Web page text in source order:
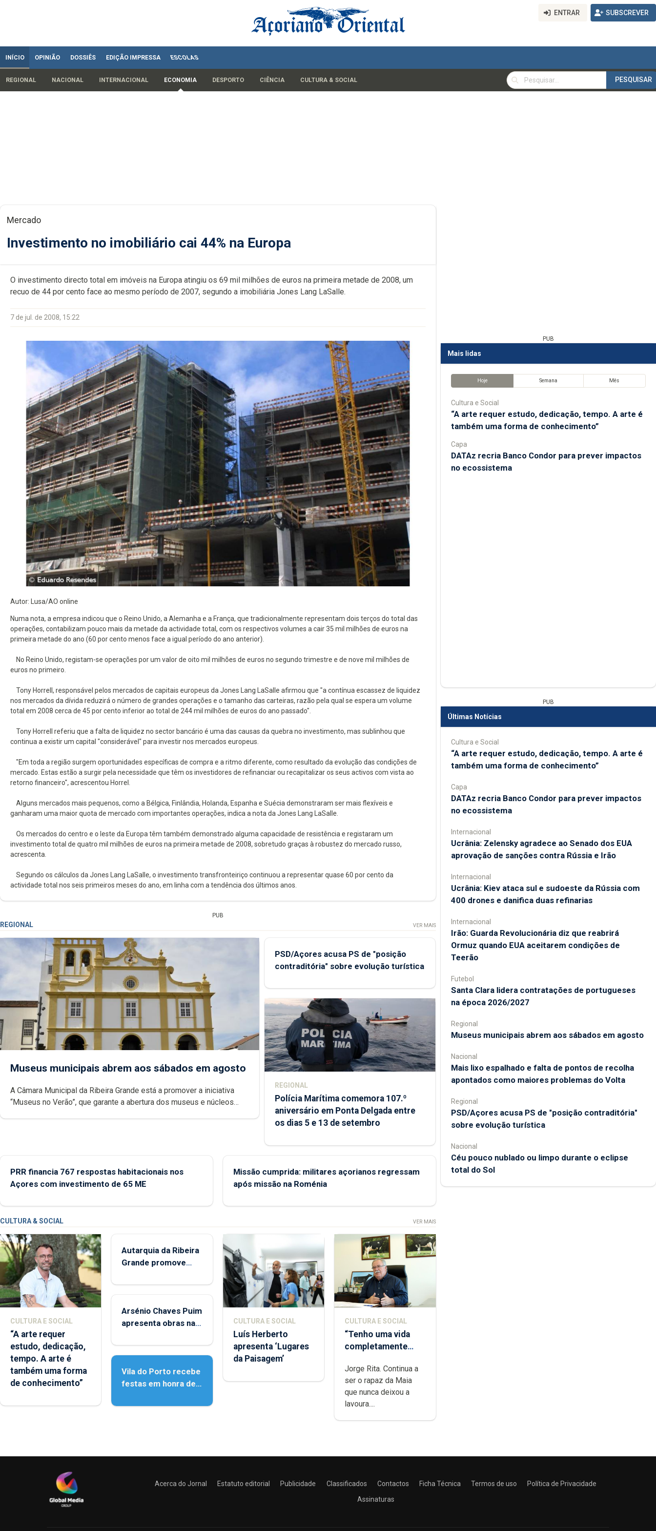
ENTRAR SUBSCREVER
INÍCIO OPINIÃO DOSSIÊS EDIÇÃO IMPRESSA ESCOLAS
REGIONAL NACIONAL INTERNACIONAL ECONOMIA DESPORTO CIÊNCIA CULTURA & SOCIAL
PESQUISAR
PESQUISAR
Mercado
Investimento no imobiliário cai 44% na Europa
O investimento directo total em imóveis na Europa atingiu os 69 mil milhões de euros na primeira metade de 2008, um
recuo de 44 por cento face ao mesmo período de 2007, segundo a imobiliária Jones Lang LaSalle.
7 de jul. de 2008, 15:22
Autor: Lusa/AO online
Numa nota, a empresa indicou que o Reino Unido, a Alemanha e a França, que tradicionalmente representam dois terços do total das
operações, contabilizam pouco mais da metade da actividade total, com os respectivos volumes a cair 35 mil milhões de euros na
primeira metade do ano (60 por cento menos face a igual período do ano anterior).
No Reino Unido, registam-se operações por um valor de oito mil milhões de euros no segundo trimestre e de nove mil milhões de
euros no primeiro.
Tony Horrell, responsável pelos mercados de capitais europeus da Jones Lang LaSalle afirmou que "a contínua escassez de liquidez
nos mercados da dívida reduzirá o número de grandes operações e o tamanho das carteiras, razão pela qual se espera um volume
total em 2008 cerca de 45 por cento inferior ao total de 244 mil milhões de euros do ano passado".
Tony Horrell referiu que a falta de liquidez no sector bancário é uma das causas da quebra no investimento, mas sublinhou que
continua a existir um capital "considerável" para investir nos mercados europeus.
"Em toda a região surgem oportunidades específicas de compra e a ritmo diferente, como resultado da evolução das condições de
mercado. Estas estão a surgir pela necessidade que têm os investidores de refinanciar ou recapitalizar os seus activos com vista ao
retorno financeiro", acrescentou Horrel.
Alguns mercados mais pequenos, como a Bélgica, Finlândia, Holanda, Espanha e Suécia demonstraram ser mais flexíveis e
ganharam uma maior quota de mercado com importantes operações, indica a nota da Jones Lang LaSalle.
Os mercados do centro e o leste da Europa têm também demonstrado alguma capacidade de resistência e registaram um
investimento total de quatro mil milhões de euros na primeira metade de 2008, sobretudo graças à robustez do mercado russo,
acrescenta.
Segundo os cálculos da Jones Lang LaSalle, o investimento transfronteiriço continuou a representar quase 60 por cento da
actividade total nos seis primeiros meses do ano, em linha com a tendência dos últimos anos.
PUB
REGIONAL VER MAIS
Museus municipais abrem aos sábados em agosto
A Câmara Municipal da Ribeira Grande está a promover a iniciativa
“Museus no Verão”, que garante a abertura dos museus e núcleos
PSD/Açores acusa PS de "posição
contraditória" sobre evolução turística
REGIONAL
Polícia Marítima comemora 107.º
aniversário em Ponta Delgada entre
os dias 5 e 13 de setembro
PRR financia 767 respostas habitacionais nos
Açores com investimento de 65 ME
Missão cumprida: militares açorianos regressam
após missão na Roménia
CULTURA & SOCIAL VER MAIS
CULTURA E SOCIAL
“A arte requer
estudo, dedicação,
tempo. A arte é
também uma forma
de conhecimento”
Autarquia da Ribeira
Grande promove
Verão"
Arsénio Chaves Puim
apresenta obras na
Porto
Vila do Porto recebe
festas em honra de
Assunção
CULTURA E SOCIAL
Luís Herberto
apresenta ‘Lugares
da Paisagem’
CULTURA E SOCIAL
“Tenho uma vida
completamente
dedicação, gosto e
muita paixão”
Jorge Rita. Continua a
ser o rapaz da Maia
que nunca deixou a
lavoura....
PUB
Mais lidas
Hoje Semana Mês
Cultura e Social
“A arte requer estudo, dedicação, tempo. A arte é
também uma forma de conhecimento”
Capa
DATAz recria Banco Condor para prever impactos
no ecossistema
PUB
Últimas Notícias
Cultura e Social
“A arte requer estudo, dedicação, tempo. A arte é
também uma forma de conhecimento”
Capa
DATAz recria Banco Condor para prever impactos
no ecossistema
Internacional
Ucrânia: Zelensky agradece ao Senado dos EUA
aprovação de sanções contra Rússia e Irão
Internacional
Ucrânia: Kiev ataca sul e sudoeste da Rússia com
400 drones e danifica duas refinarias
Internacional
Irão: Guarda Revolucionária diz que reabrirá
Ormuz quando EUA aceitarem condições de
Teerão
Futebol
Santa Clara lidera contratações de portugueses
na época 2026/2027
Regional
Museus municipais abrem aos sábados em agosto
Nacional
Mais lixo espalhado e falta de pontos de recolha
apontados como maiores problemas do Volta
Regional
PSD/Açores acusa PS de "posição contraditória"
sobre evolução turística
Nacional
Céu pouco nublado ou limpo durante o eclipse
total do Sol
Acerca do Jornal Estatuto editorial Publicidade Classificados Contactos Ficha Técnica Termos de uso
Política de Privacidade
Assinaturas